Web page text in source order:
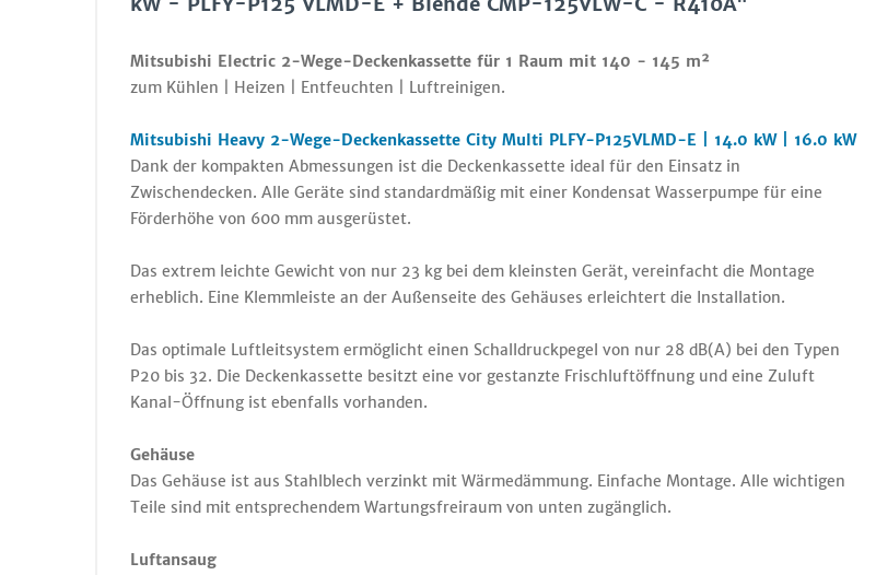
Mitsubishi Electric 2-Wege-Deckenkassette für 1 Raum mit 140 - 145 m²
zum Kühlen | Heizen | Entfeuchten | Luftreinigen.
Mitsubishi Heavy 2-Wege-Deckenkassette City Multi PLFY-P125VLMD-E | 14.0 kW | 16.0 kW
Dank der kompakten Abmessungen ist die Deckenkassette ideal für den Einsatz in
Zwischendecken. Alle Geräte sind standardmäßig mit einer Kondensat Wasserpumpe für eine
Förderhöhe von 600 mm ausgerüstet.
Das extrem leichte Gewicht von nur 23 kg bei dem kleinsten Gerät, vereinfacht die Montage
erheblich. Eine Klemmleiste an der Außenseite des Gehäuses erleichtert die Installation.
Das optimale Luftleitsystem ermöglicht einen Schalldruckpegel von nur 28 dB(A) bei den Typen
P20 bis 32. Die Deckenkassette besitzt eine vor gestanzte Frischluftöffnung und eine Zuluft
Kanal-Öffnung ist ebenfalls vorhanden.
Gehäuse
Das Gehäuse ist aus Stahlblech verzinkt mit Wärmedämmung. Einfache Montage. Alle wichtigen
Teile sind mit entsprechendem Wartungsfreiraum von unten zugänglich.
Luftansaug